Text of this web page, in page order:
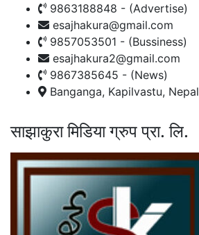
9863188848 - (Advertise)
esajhakura@gmail.com
9857053501 - (Bussiness)
esajhakura2@gmail.com
9867385645 - (News)
Banganga, Kapilvastu, Nepal
साझाकुरा मिडिया ग्रुप प्रा. लि.